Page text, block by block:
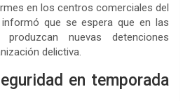
en los centros comerciales del
que se espera que en las
nuevas detenciones
delictiva.
en temporada